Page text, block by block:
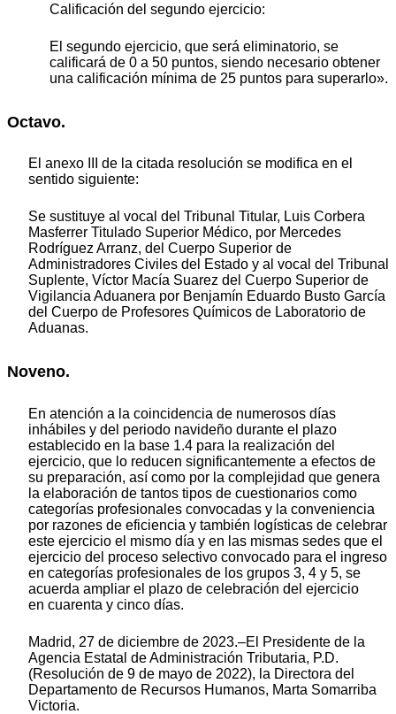
Calificación del segundo ejercicio:
El segundo ejercicio, que será eliminatorio, se
calificará de 0 a 50 puntos, siendo necesario obtener
una calificación mínima de 25 puntos para superarlo».
Octavo.
El anexo III de la citada resolución se modifica en el
sentido siguiente:
Se sustituye al vocal del Tribunal Titular, Luis Corbera
Masferrer Titulado Superior Médico, por Mercedes
Rodríguez Arranz, del Cuerpo Superior de
Administradores Civiles del Estado y al vocal del Tribunal
Suplente, Víctor Macía Suarez del Cuerpo Superior de
Vigilancia Aduanera por Benjamín Eduardo Busto García
del Cuerpo de Profesores Químicos de Laboratorio de
Aduanas.
Noveno.
En atención a la coincidencia de numerosos días
inhábiles y del periodo navideño durante el plazo
establecido en la base 1.4 para la realización del
ejercicio, que lo reducen significantemente a efectos de
su preparación, así como por la complejidad que genera
la elaboración de tantos tipos de cuestionarios como
categorías profesionales convocadas y la conveniencia
por razones de eficiencia y también logísticas de celebrar
este ejercicio el mismo día y en las mismas sedes que el
ejercicio del proceso selectivo convocado para el ingreso
en categorías profesionales de los grupos 3, 4 y 5, se
acuerda ampliar el plazo de celebración del ejercicio
en cuarenta y cinco días.
Madrid, 27 de diciembre de 2023.–El Presidente de la
Agencia Estatal de Administración Tributaria, P.D.
(Resolución de 9 de mayo de 2022), la Directora del
Departamento de Recursos Humanos, Marta Somarriba
Victoria.